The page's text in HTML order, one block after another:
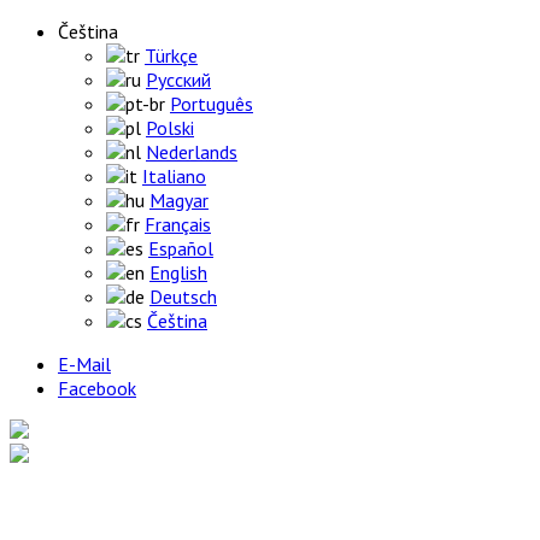
Čeština
Türkçe
Русский
Português
Polski
Nederlands
Italiano
Magyar
Français
Español
English
Deutsch
Čeština
E-Mail
Facebook